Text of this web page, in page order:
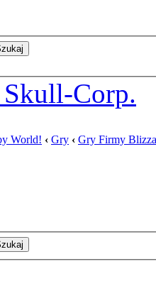
Corp.
World! ‹ Gry ‹ Gry Firmy